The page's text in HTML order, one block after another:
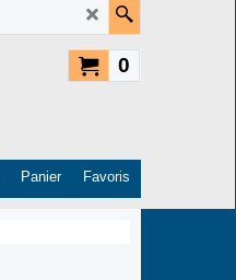
0
Panier Favoris